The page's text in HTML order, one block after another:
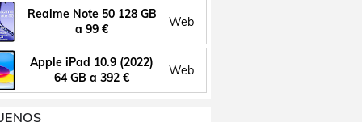
Realme Note 50 128 GB
a 99 €
Web
Apple iPad 10.9 (2022)
64 GB a 392 €
Web